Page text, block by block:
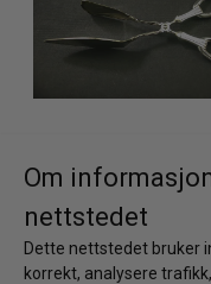
Om
nettstedet
Dette nettstedet bruker
korrekt, analysere